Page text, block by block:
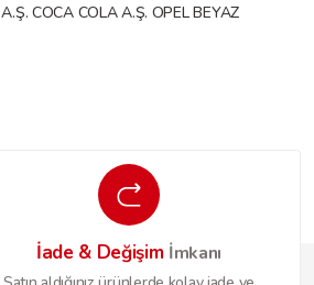
COCA COLA A.Ş. OPEL BEYAZ
İade & Değişim İmkanı